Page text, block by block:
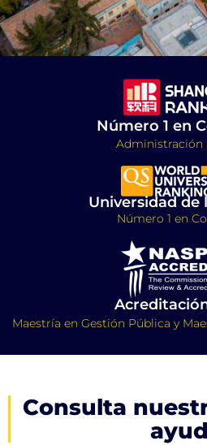
Número 1 en
Administración
Universidad de
Número 1 en
Maestría en Gestión Pública y
Consulta